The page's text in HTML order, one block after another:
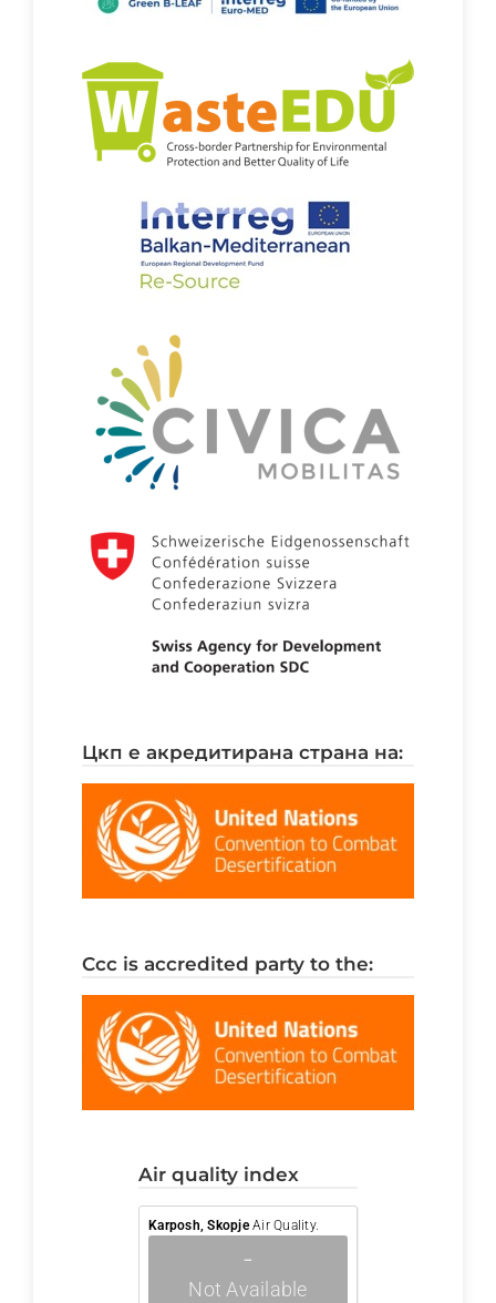
цкп е акредитирана страна на:
ccc is accredited party to the:
air quality index
Karposh, SkopjeAir Quality.
-
Not Available